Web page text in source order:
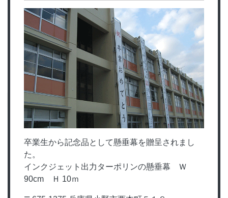
卒業生から記念品として懸垂幕を贈呈されまし
た。
インクジェット出力ターポリンの懸垂幕 Ｗ
90cm Ｈ 10ｍ